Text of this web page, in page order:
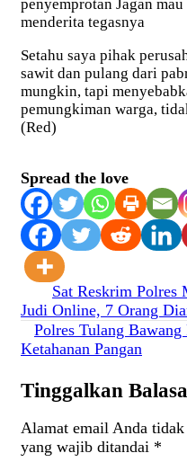
penyemprotan Jagan
menderita tegasnya
Setahu saya pihak
sawit dan pulang dari
mungkin, tapi
pemungkiman warga,
(Red)
Spread the love
Navigasi
pos
Sat Reskrim Polres
Judi Online, 7 Orang
Polres Tulang Bawang
Ketahanan Pangan
Tinggalkan
Alamat email Anda
yang wajib ditandai *